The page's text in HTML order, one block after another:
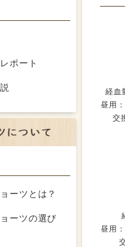
経血
昼用
交
昼用
ポート
ーツとは？
ーツの選び